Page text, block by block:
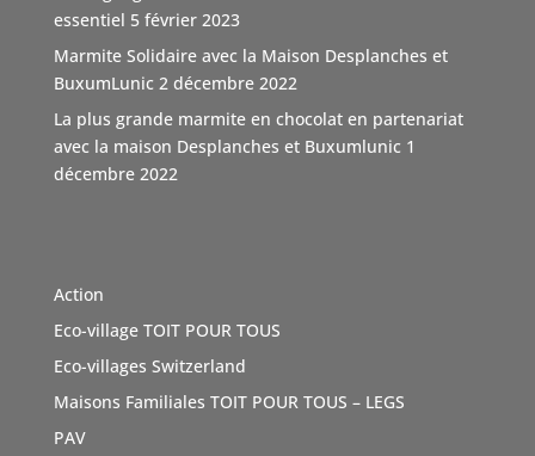
d'autant que l'association n'est pas subventionnée
Video
Voir sur Facebook · Partager
TOIT POUR TOUS Suisse
Immo, partenaire de l'association TOIT POUR TOUS
Suisse. Merci de sa générosité à travers cette initiative
vertue#Don
#geneve
#sensibilisationst#inauguration
essentiel 5 février 2023
Marmite Solidaire avec la Maison Desplanches et
BuxumLunic 2 décembre 2022
La plus grande marmite en chocolat en partenariat
avec la maison Desplanches et Buxumlunic 1
décembre 2022
Action
Eco-village TOIT POUR TOUS
Eco-villages Switzerland
Maisons Familiales TOIT POUR TOUS – LEGS
PAV